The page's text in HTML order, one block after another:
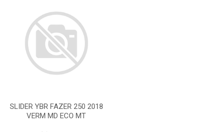
SLIDER YBR FAZER 250 2018
VERM MD ECO MT